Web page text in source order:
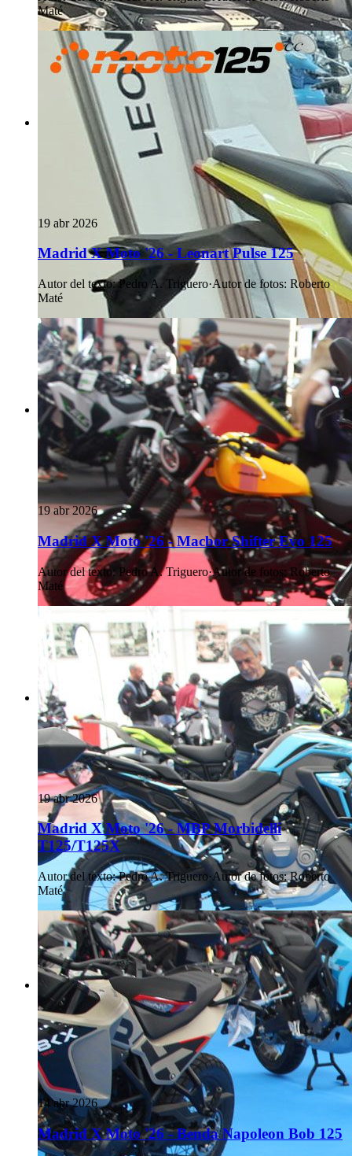
Maté
19 abr 2026
Madrid X Moto '26 - Leonart Pulse 125
Autor del texto: Pedro A. Triguero·Autor de fotos: Roberto
Maté
19 abr 2026
Madrid X Moto '26 - Macbor Shifter Evo 125
Autor del texto: Pedro A. Triguero·Autor de fotos: Roberto
Maté
19 abr 2026
Madrid X Moto '26 - MBP Morbidelli
T125/T125X
Autor del texto: Pedro A. Triguero·Autor de fotos: Roberto
Maté
14 abr 2026
Madrid X Moto '26 - Benda Napoleon Bob 125